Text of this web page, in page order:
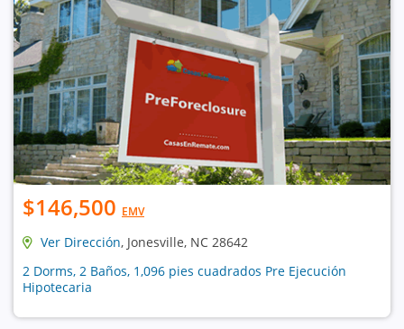
$146,500 EMV
Ver Dirección, Jonesville, NC 28642
2 Dorms, 2 Baños, 1,096 pies cuadrados Pre Ejecución
Hipotecaria